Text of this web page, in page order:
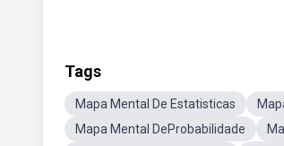
Tags
Mapa Mental De Estatisticas
Mapa Mental DeProbabilidade